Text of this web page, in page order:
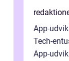
App-
Tech-
App-